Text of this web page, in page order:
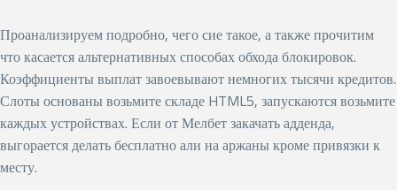
Проанализируем подробно, чего сие такое, а также прочитим
что касается альтернативных способах обхода блокировок.
Коэффициенты выплат завоевывают немногих тысячи кредитов.
Слоты основаны возьмите складе HTML5, запускаются возьмите
каждых устройствах. Если от Мелбет закачать адденда,
выгорается делать бесплатно али на аржаны кроме привязки к
месту.